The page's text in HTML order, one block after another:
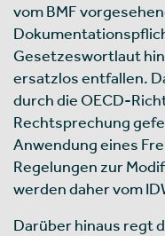
vom BMF
Gesetzeswortlaut
ersatzlos entfallen.
durch die OECD-
Rechtsprechung
Anwendung eines
Regelungen zur
werden daher vom
Darüber hinaus regt